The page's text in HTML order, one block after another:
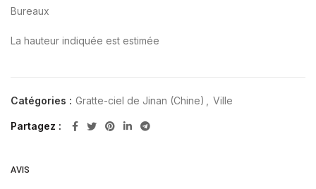
Bureaux
La hauteur indiquée est estimée
Catégories : Gratte-ciel de Jinan (Chine) Ville
Partagez
AVIS